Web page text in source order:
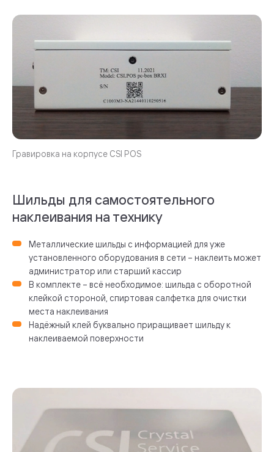
Шильды для самостоятельного
наклеивания на технику
Металлические шильды с информацией для уже
установленного оборудования в сети – наклеить может
администратор или старший кассир
В комплекте – всё необходимое: шильда с оборотной
клейкой стороной, спиртовая салфетка для очистки
места наклеивания
Надёжный клей буквально приращивает шильду к
наклеиваемой поверхности